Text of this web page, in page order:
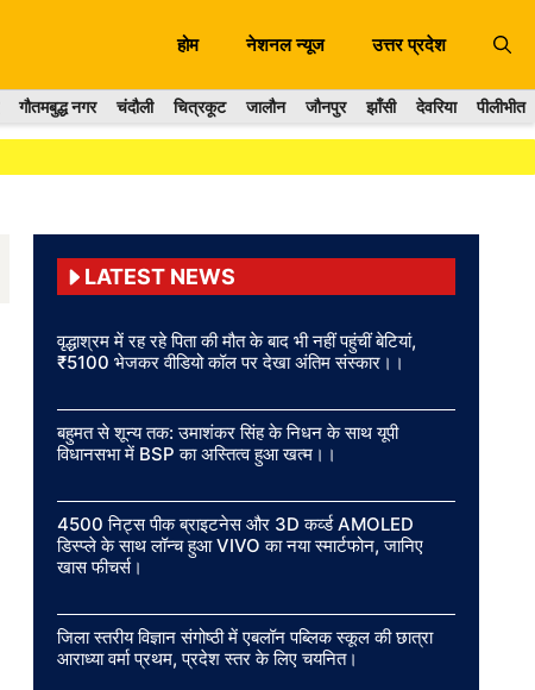
होम नेशनल न्यूज उत्तर प्रदेश
गौतमबुद्ध नगर चंदौली चित्रकूट जालौन जौनपुर झाँसी देवरिया पीलीभीत
LATEST NEWS
वृद्धाश्रम में रह रहे पिता की मौत के बाद भी नहीं पहुंचीं बेटियां,
₹5100 भेजकर वीडियो कॉल पर देखा अंतिम संस्कार।।
बहुमत से शून्य तक: उमाशंकर सिंह के निधन के साथ यूपी
विधानसभा में BSP का अस्तित्व हुआ खत्म।।
4500 निट्स पीक ब्राइटनेस और 3D कर्व्ड AMOLED
डिस्प्ले के साथ लॉन्च हुआ VIVO का नया स्मार्टफोन, जानिए
खास फीचर्स।
जिला स्तरीय विज्ञान संगोष्ठी में एबलॉन पब्लिक स्कूल की छात्रा
आराध्या वर्मा प्रथम, प्रदेश स्तर के लिए चयनित।